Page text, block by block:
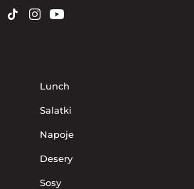
Lunch
Salatki
Napoje
Desery
Sosy